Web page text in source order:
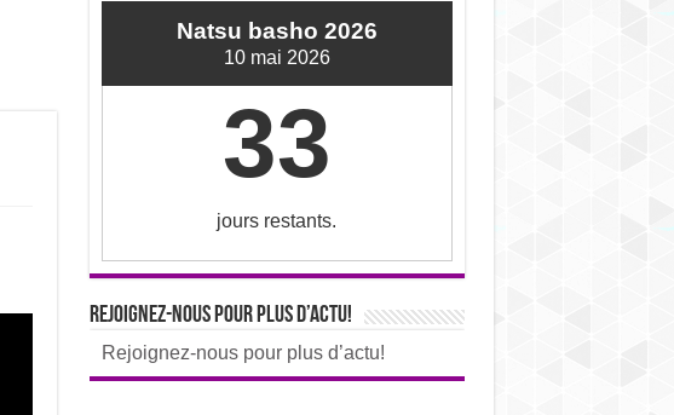
Natsu basho 2026
10 mai 2026
33
jours restants.
Rejoignez-nous pour plus d’actu!
Rejoignez-nous pour plus d’actu!